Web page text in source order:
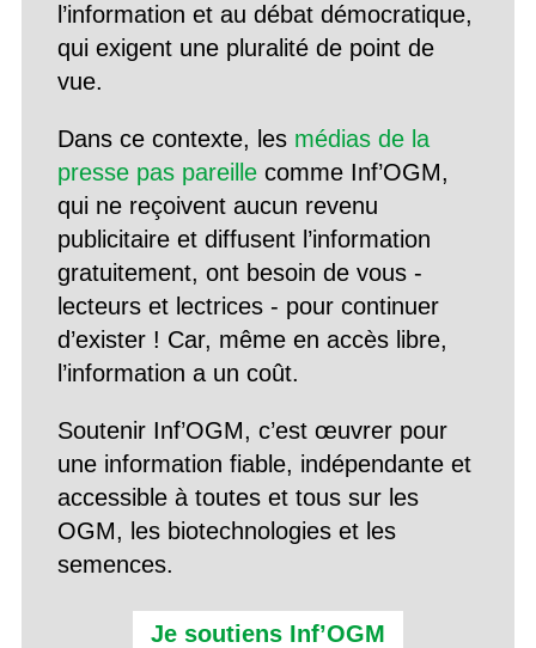
l’information et au débat démocratique,
qui exigent une pluralité de point de
vue.
Dans ce contexte, les médias de la
presse pas pareillecomme Inf’OGM,
qui ne reçoivent aucun revenu
publicitaire et diffusent l’information
gratuitement, ont besoin de vous -
lecteurs et lectrices - pour continuer
d’exister ! Car, même en accès libre,
l’information a un coût.
Soutenir Inf’OGM, c’est œuvrer pour
une information fiable, indépendante et
accessible à toutes et tous sur les
OGM, les biotechnologies et les
semences.
Je soutiens Inf’OGM